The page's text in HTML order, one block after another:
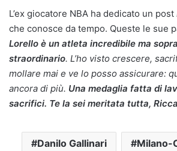
L’ex giocatore NBA ha dedicato un post
che conosce da tempo. Queste le sue
Lorello è un atleta incredibile ma
straordinario. L’ho visto crescere,
mollare mai e ve lo posso assicurare:
ancora di più. Una medaglia fatta di
sacrifici. Te la sei meritata tutta,
Danilo Gallinari Milano-